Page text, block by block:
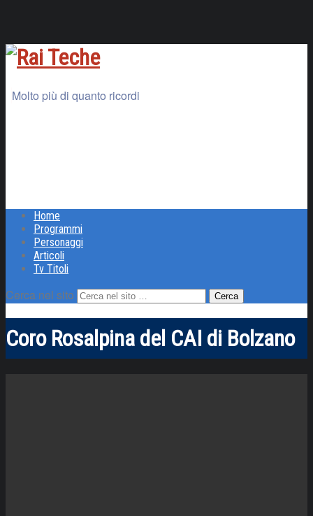
Molto più di quanto ricordi
Home
Programmi
Personaggi
Articoli
Tv Titoli
Cerca nel sito
Coro Rosalpina del CAI di Bolzano